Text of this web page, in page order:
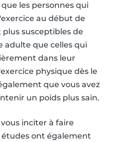
les personnes qui
au début de
susceptibles de
adulte que celles qui
dans leur
physique dès le
que vous avez
un poids plus sain.
inciter à faire
études ont également